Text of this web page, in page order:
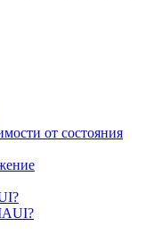
от состояния